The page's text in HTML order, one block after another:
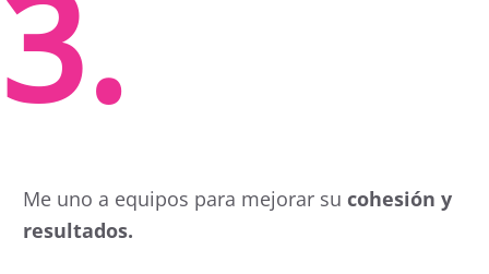
3.
Me uno a equipos para mejorar su cohesión y
resultados.